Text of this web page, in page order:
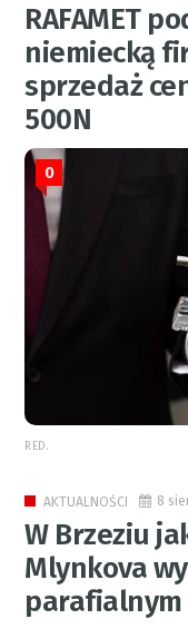
RAFAMET
niemiecką
sprzedaż
500N
0
RED.
AKTUALNOŚCI 8
W Brzeziu
Mlynkova
parafialnym